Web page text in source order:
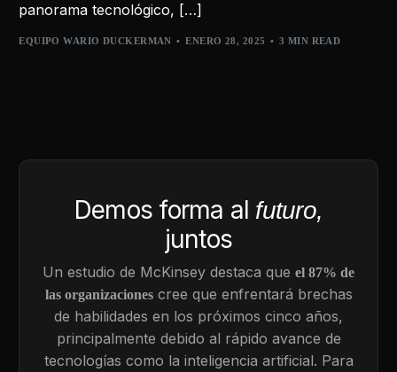
panorama tecnológico, […]
EQUIPO WARIO DUCKERMAN ENERO 28, 2025 3 MIN READ
Demos forma al futuro,
juntos
Un estudio de McKinsey destaca que el 87% de
las organizacionescree que enfrentará brechas
de habilidades en los próximos cinco años,
principalmente debido al rápido avance de
tecnologías como la inteligencia artificial. Para